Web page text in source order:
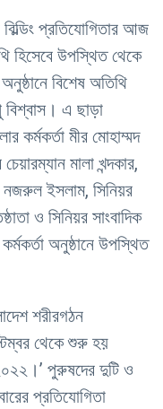
প্রতিযোগিতার আজ
হিসেবে উপস্থিত থেকে
বিশেষ অতিথি
বিশ্বাস। এ ছাড়া
কর্মকর্তা মীর মোহাম্মদ
মালা খন্দকার,
নজরুল ইসলাম, সিনিয়র
ও সিনিয়র সাংবাদিক
অনুষ্ঠানে উপস্থিত
শরীরগঠন
থেকে শুরু হয়
২০২২।’ পুরুষদের দুটি ও
প্রতিযোগিতা